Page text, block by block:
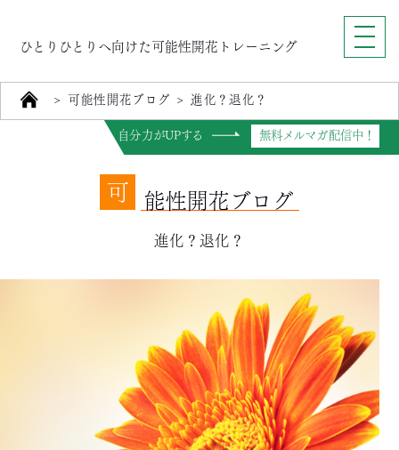
ひとりひとりへ向けた可能性開花トレーニング
> 可能性開花ブログ > 進化？退化？
自分力がUPする
無料メルマガ配信中！
可 能性開花ブログ
進化？退化？